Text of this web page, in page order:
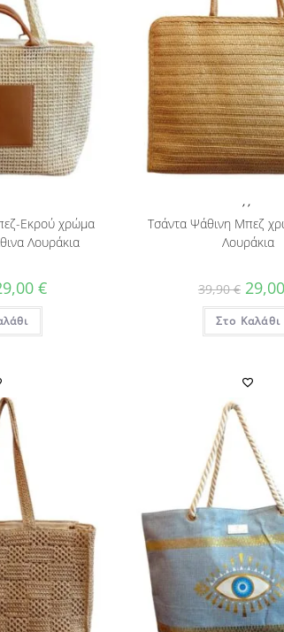
Εκρού χρώμα
Λουράκια
€.
€Η
τρέχουσα
, ,
Τσάντα Ψάθινη Μπεζ
Λουράκια
39,90€ price
was:
39,90 €.
29,00
Στο Καλάθι